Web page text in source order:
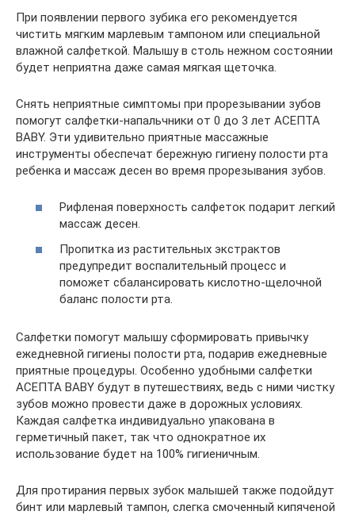
При появлении первого зубика его рекомендуется
чистить мягким марлевым тампоном или специальной
влажной салфеткой. Малышу в столь нежном состоянии
будет неприятна даже самая мягкая щеточка.
Cнять неприятные симптомы при прорезывании зубов
помогут салфетки-напальчники от 0 до 3 лет АСЕПТА
BABY. Эти удивительно приятные массажные
инструменты обеспечат бережную гигиену полости рта
ребенка и массаж десен во время прорезывания зубов.
Рифленая поверхность салфеток подарит легкий
массаж десен.
Пропитка из растительных экстрактов
предупредит воспалительный процесс и
поможет сбалансировать кислотно-щелочной
баланс полости рта.
Салфетки помогут малышу сформировать привычку
ежедневной гигиены полости рта, подарив ежедневные
приятные процедуры. Особенно удобными салфетки
АСЕПТА BABY будут в путешествиях, ведь с ними чистку
зубов можно провести даже в дорожных условиях.
Каждая салфетка индивидуально упакована в
герметичный пакет, так что однократное их
использование будет на 100% гигиеничным.
Для протирания первых зубок малышей также подойдут
бинт или марлевый тампон, слегка смоченный кипяченой